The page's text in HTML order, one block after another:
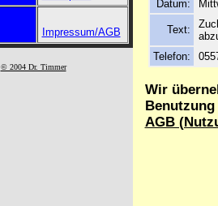
Impressum/AGB
© 2004 Dr. Timmer
Datum:
Text:
Telefon:
Wir
AGB